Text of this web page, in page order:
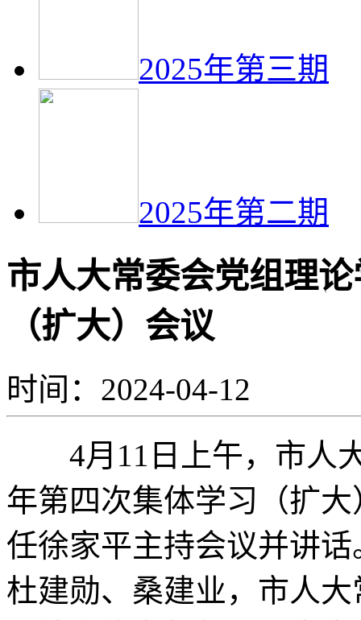
2025年第三期
2025年第二期
市人大常委会党组理
（扩大）会议
时间：2024-04-12
4月11日上午，市人大
年第四次集体学习（扩
任徐家平主持会议并讲
杜建勋、桑建业，市人